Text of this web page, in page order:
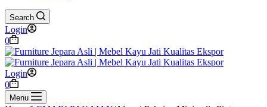
Search
Login
Shopping
cart
0
Login
Shopping
cart
0
Menu